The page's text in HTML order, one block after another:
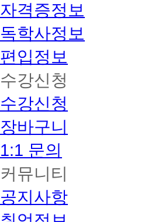
자격증정보
독학사정보
편입정보
수강신청
수강신청
장바구니
1:1 문의
커뮤니티
공지사항